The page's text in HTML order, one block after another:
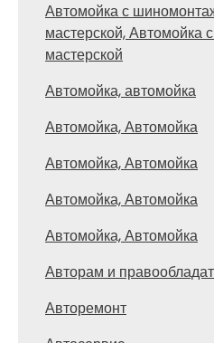
Автомойка с
мастерской, Автомойка
мастерской
Автомойка, автомойка
Автомойка, Автомойка
Автомойка, Автомойка
Автомойка, Автомойка
Автомойка, Автомойка
Авторам и
Авторемонт